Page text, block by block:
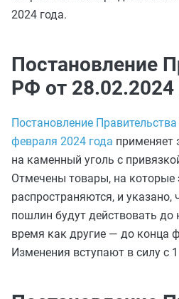
2024 года.
Постановление
РФ от 28.02.2024
Постановление
февраля 2024 года применяет
на каменный уголь с
Отмечены товары, на которые
распространяются, и указано,
пошлин будут действовать до
время как другие — до конца
Изменения вступают в силу с